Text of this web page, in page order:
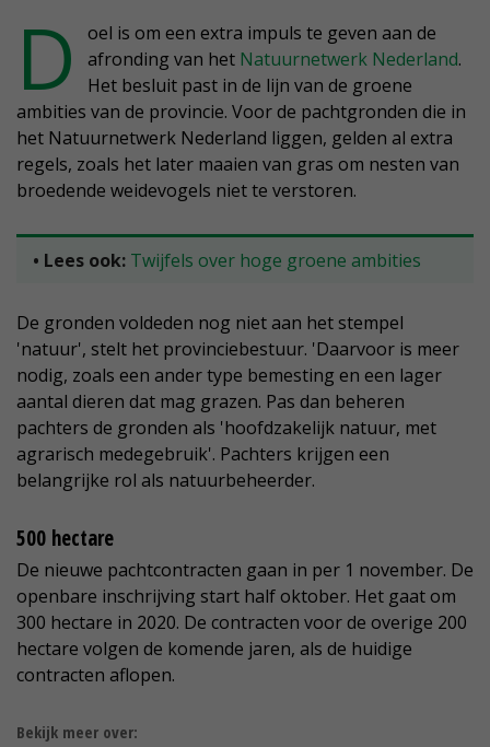
D
oel is om een extra impuls te geven aan de
afronding van het Natuurnetwerk Nederland.
Het besluit past in de lijn van de groene
ambities van de provincie. Voor de pachtgronden die in
het Natuurnetwerk Nederland liggen, gelden al extra
regels, zoals het later maaien van gras om nesten van
broedende weidevogels niet te verstoren.
• Lees ook: Twijfels over hoge groene ambities
De gronden voldeden nog niet aan het stempel
'natuur', stelt het provinciebestuur. 'Daarvoor is meer
nodig, zoals een ander type bemesting en een lager
aantal dieren dat mag grazen. Pas dan beheren
pachters de gronden als 'hoofdzakelijk natuur, met
agrarisch medegebruik'. Pachters krijgen een
belangrijke rol als natuurbeheerder.
500 hectare
De nieuwe pachtcontracten gaan in per 1 november. De
openbare inschrijving start half oktober. Het gaat om
300 hectare in 2020. De contracten voor de overige 200
hectare volgen de komende jaren, als de huidige
contracten aflopen.
Bekijk meer over: